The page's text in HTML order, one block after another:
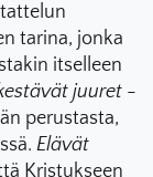
tarina, jonka
itselleen
juuret -
perustasta,
Elävät
Kristukseen